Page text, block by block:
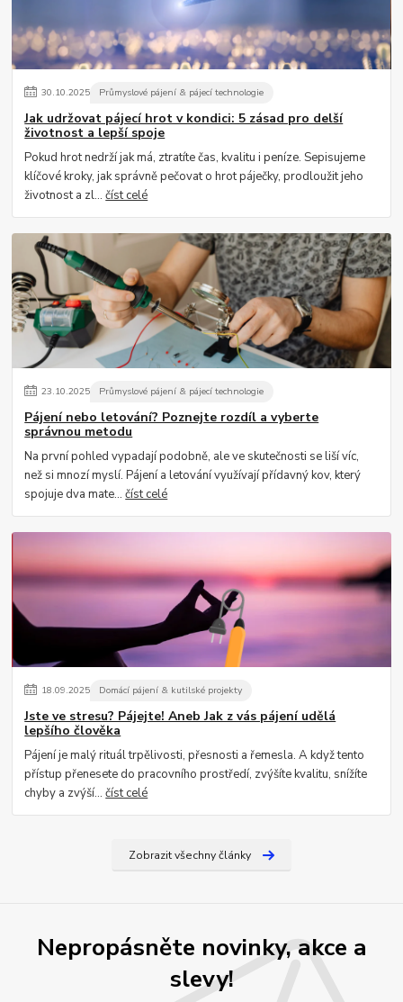
30.10.2025 Průmyslové pájení & pájecí technologie
Jak udržovat pájecí hrot v kondici: 5 zásad pro delší
životnost a lepší spoje
Pokud hrot nedrží jak má, ztratíte čas, kvalitu i peníze. Sepisujeme
klíčové kroky, jak správně pečovat o hrot páječky, prodloužit jeho
životnost a zl...číst celé
23.10.2025 Průmyslové pájení & pájecí technologie
Pájení nebo letování? Poznejte rozdíl a vyberte
správnou metodu
Na první pohled vypadají podobně, ale ve skutečnosti se liší víc,
než si mnozí myslí. Pájení a letování využívají přídavný kov, který
spojuje dva mate...číst celé
18.09.2025 Domácí pájení & kutilské projekty
Jste ve stresu? Pájejte! Aneb Jak z vás pájení udělá
lepšího člověka
Pájení je malý rituál trpělivosti, přesnosti a řemesla. A když tento
přístup přenesete do pracovního prostředí, zvýšíte kvalitu, snížíte
chyby a zvýší...číst celé
Zobrazit všechny články
Nepropásněte novinky, akce a
slevy!